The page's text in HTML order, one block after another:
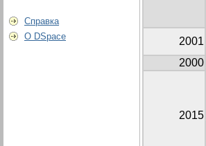
Справка
О DSpace
2001
2000
2015